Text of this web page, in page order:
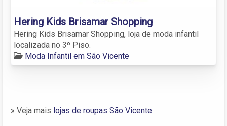
Hering Kids Brisamar Shopping
Hering Kids Brisamar Shopping, loja de moda infantil
localizada no 3º Piso.
Moda Infantil em São Vicente
» Veja mais lojas de roupas São Vicente